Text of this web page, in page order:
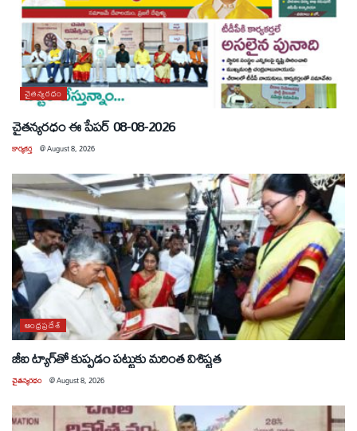
చైతన్యరధం
చైతన్యరధం ఈ పేపర్ 08-08-2026
కార్యకర్త @August 8, 2026
ఆంధ్రప్రదేశ్
జీఐ ట్యాగ్‌తో కుప్పడం పట్టుకు మరింత విశిష్టత
చైతన్యరధం @August 8, 2026